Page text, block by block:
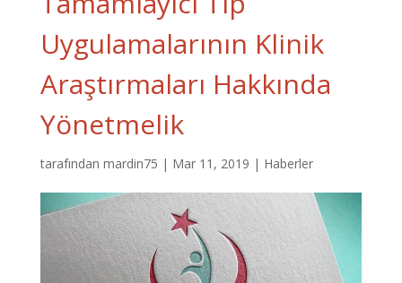
Uygulamalarının Klinik
Araştırmaları Hakkında
Yönetmelik
tarafından mardin75 | Mar 11, 2019 | Haberler